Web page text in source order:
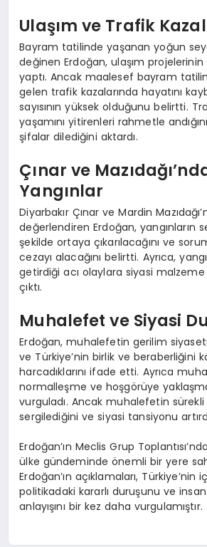
Ulaşım ve Trafik
Bayram tatilinde yaşanan yoğun
değinen Erdoğan, ulaşım
yaptı. Ancak maalesef bayram
gelen trafik kazalarında hayatını
sayısının yüksek olduğunu belirtti.
yaşamını yitirenleri rahmetle
şifalar dilediğini aktardı.
Çınar ve
Yangınlar
Diyarbakır Çınar ve Mardin
değerlendiren Erdoğan, yangınların
şekilde ortaya çıkarılacağını ve
cezayı alacağını belirtti. Ayrıca,
getirdiği acı olaylara siyasi malzeme
çıktı.
Muhalefet ve Siyasi
Erdoğan, muhalefetin gerilim
ve Türkiye’nin birlik ve beraberliğini
harcadıklarını ifade etti. Ayrıca
normalleşme ve hoşgörüye
vurguladı. Ancak muhalefetin sürekli
sergilediğini ve siyasi tansiyonu
Erdoğan’ın Meclis Grup
ülke gündeminde önemli bir yere
Erdoğan’ın açıklamaları, Türkiye’nin
politikadaki kararlı duruşunu ve
anlayışını bir kez daha vurgulamıştır.